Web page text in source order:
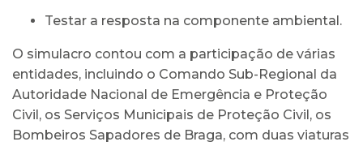
Testar a resposta na componente ambiental.
O simulacro contou com a participação de várias
entidades, incluindo o Comando Sub-Regional da
Autoridade Nacional de Emergência e Proteção
Civil, os Serviços Municipais de Proteção Civil, os
Bombeiros Sapadores de Braga, com duas viaturas